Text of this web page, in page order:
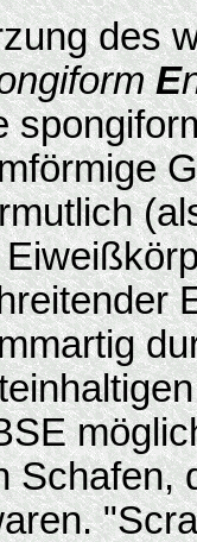
des
E
Schafen,